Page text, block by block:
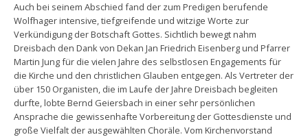
Auch bei seinem Abschied fand der zum Predigen berufende
Wolfhager intensive, tiefgreifende und witzige Worte zur
Verkündigung der Botschaft Gottes. Sichtlich bewegt nahm
Dreisbach den Dank von Dekan Jan Friedrich Eisenberg und Pfarrer
Martin Jung für die vielen Jahre des selbstlosen Engagements für
die Kirche und den christlichen Glauben entgegen. Als Vertreter der
über 150 Organisten, die im Laufe der Jahre Dreisbach begleiten
durfte, lobte Bernd Geiersbach in einer sehr persönlichen
Ansprache die gewissenhafte Vorbereitung der Gottesdienste und
große Vielfalt der ausgewählten Choräle. Vom Kirchenvorstand